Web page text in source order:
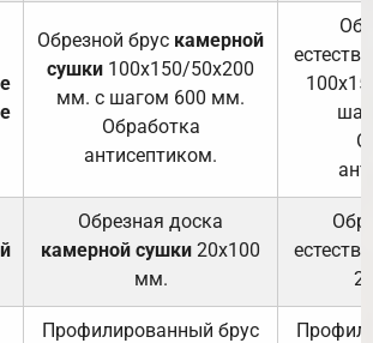
Обрезной брус камерной
сушки 100х150/50х200
мм. с шагом 600 мм.
Обработка
антисептиком.
Обрезная доска
камерной сушки 20х100
мм.
Профилированный брус